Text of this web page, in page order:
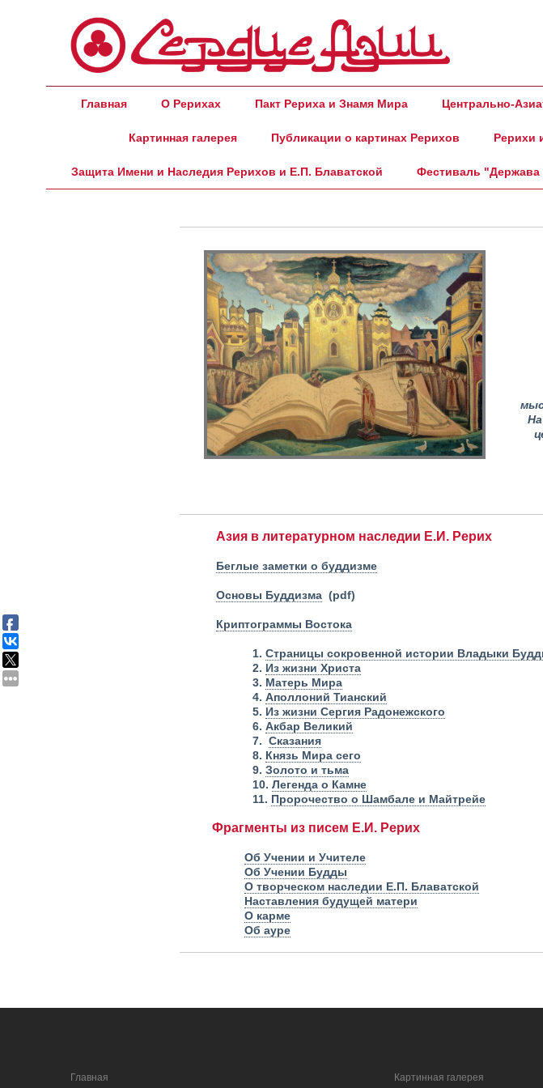
Главная О Рерихах Пакт Рериха и Знамя Мира Центрально-
Картинная галерея Публикации о картинах Рерихов Рерихи
Защита Имени и Наследия Рерихов и Е.П. Блаватской Фестиваль "Держава
Азия в литературном наследии Е.И. Рерих
Беглые заметки о буддизме
Основы Буддизма (pdf)
Криптограммы Востока
1. Страницы сокровенной истории Владыки
2. Из жизни Христа
3. Матерь Мира
4. Аполлоний Тианский
5. Из жизни Сергия Радонежского
6. Акбар Великий
7. Сказания
8. Князь Мира сего
9. Золото и тьма
10. Легенда о Камне
11. Пророчество о Шамбале и Майтрейе
Фрагменты из писем Е.И. Рерих
Об Учении и Учителе
Об Учении Будды
О творческом наследии Е.П. Блаватской
Наставления будущей матери
О карме
Об ауре
Главная
Картинная галерея